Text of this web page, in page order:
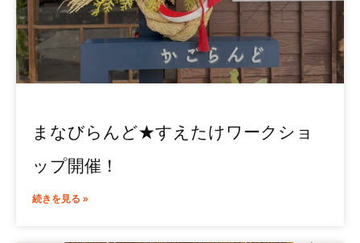
まなびらんど★すえたけワークショ
ップ開催！
続きを見る »